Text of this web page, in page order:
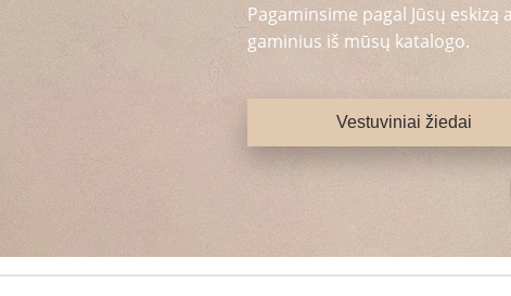
Pagaminsime pagal Jūsų
gaminius iš mūsų katalogo.
Vestuviniai žiedai